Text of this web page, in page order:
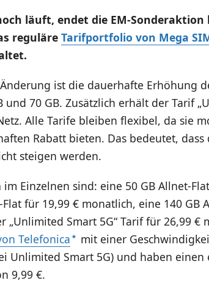
läuft, endet die EM-Sonderaktion
reguläre Tarifportfolio von Mega
ist die dauerhafte Erhöhung
und 70 GB. Zusätzlich erhält der Tarif
Alle Tarife bleiben flexibel, da sie
Rabatt bieten. Das bedeutet,
steigen werden.
Einzelnen sind: eine 50 GB Allnet-
für 19,99 € monatlich, eine 140 GB
„Unlimited Smart 5G“ Tarif für 26,99 €
Telefonica
mit einer
Unlimited Smart 5G) und haben einen
9,99 €.